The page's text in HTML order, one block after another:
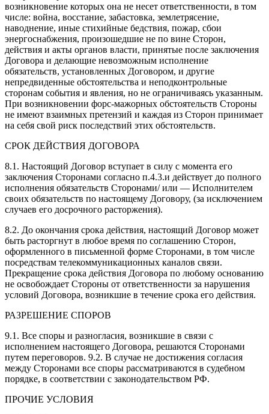
возникновение которых она не несет ответственности, в том
числе: война, восстание, забастовка, землетрясение,
наводнение, иные стихийные бедствия, пожар, сбои
энергоснабжения, произошедшие не по вине Сторон,
действия и акты органов власти, принятые после заключения
Договора и делающие невозможным исполнение
обязательств, установленных Договором, и другие
непредвиденные обстоятельства и неподконтрольные
сторонам события и явления, но не ограничиваясь указанным.
При возникновении форс-мажорных обстоятельств Стороны
не имеют взаимных претензий и каждая из Сторон принимает
на себя свой риск последствий этих обстоятельств.
СРОК ДЕЙСТВИЯ ДОГОВОРА
8.1. Настоящий Договор вступает в силу с момента его
заключения Сторонами согласно п.4.3.и действует до полного
исполнения обязательств Сторонами/ или — Исполнителем
своих обязательств по настоящему Договору, (за исключением
случаев его досрочного расторжения).
8.2. До окончания срока действия, настоящий Договор может
быть расторгнут в любое время по соглашению Сторон,
оформленного в письменной форме Сторонами, в том числе
посредствам телекоммуникационных каналов связи.
Прекращение срока действия Договора по любому основанию
не освобождает Стороны от ответственности за нарушения
условий Договора, возникшие в течение срока его действия.
РАЗРЕШЕНИЕ СПОРОВ
9.1. Все споры и разногласия, возникшие в связи с
исполнением настоящего Договора, решаются Сторонами
путем переговоров. 9.2. В случае не достижения согласия
между Сторонами все споры рассматриваются в судебном
порядке, в соответствии с законодательством РФ.
ПРОЧИЕ УСЛОВИЯ